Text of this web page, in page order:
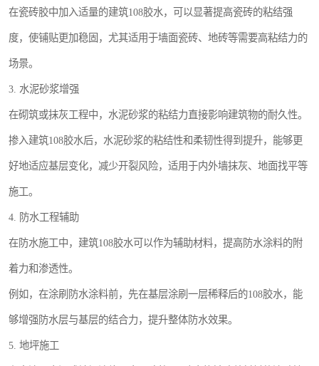
在瓷砖胶中加入适量的建筑108胶水，可以显著提高瓷砖的粘结强
度，使铺贴更加稳固，尤其适用于墙面瓷砖、地砖等需要高粘结力的
场景。
3. 水泥砂浆增强
在砌筑或抹灰工程中，水泥砂浆的粘结力直接影响建筑物的耐久性。
掺入建筑108胶水后，水泥砂浆的粘结性和柔韧性得到提升，能够更
好地适应基层变化，减少开裂风险，适用于内外墙抹灰、地面找平等
施工。
4. 防水工程辅助
在防水施工中，建筑108胶水可以作为辅助材料，提高防水涂料的附
着力和渗透性。
例如，在涂刷防水涂料前，先在基层涂刷一层稀释后的108胶水，能
够增强防水层与基层的结合力，提升整体防水效果。
5. 地坪施工